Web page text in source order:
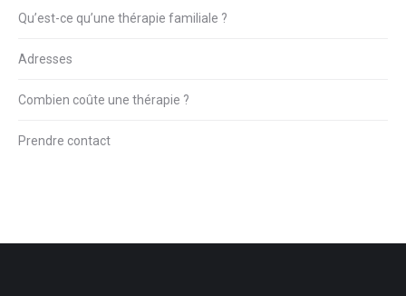
Qu’est-ce qu’une thérapie familiale ?
Adresses
Combien coûte une thérapie ?
Prendre contact